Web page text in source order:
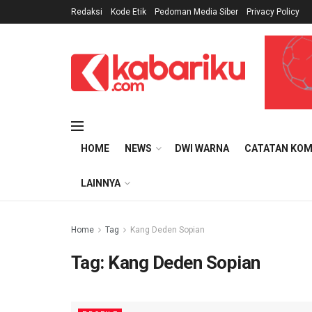
Redaksi Kode Etik Pedoman Media Siber Privacy Policy
HOME NEWS DWI WARNA CATATAN
LAINNYA
Home Tag Kang Deden Sopian
Tag: Kang Deden Sopian